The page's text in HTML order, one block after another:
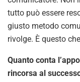
tutto può essere
giusto metodo
rivolge. È questo
Quanto conta
rincorsa al